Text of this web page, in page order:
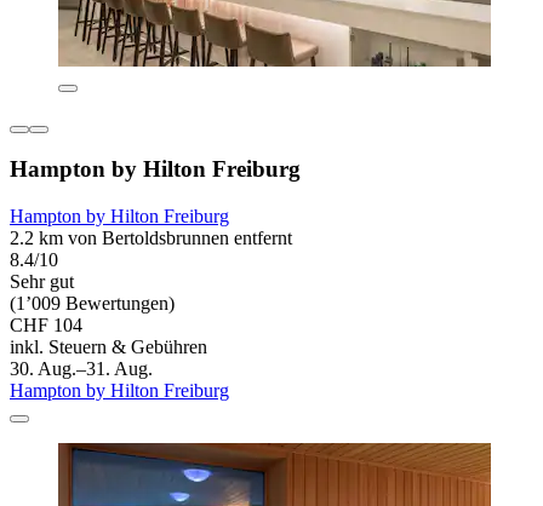
Hampton by Hilton Freiburg
Hampton by Hilton Freiburg
2.2 km von Bertoldsbrunnen entfernt
8.4/10
Sehr gut
(1’009 Bewertungen)
CHF 104
inkl. Steuern & Gebühren
30. Aug.–31. Aug.
Hampton by Hilton Freiburg